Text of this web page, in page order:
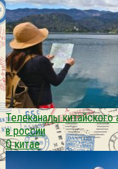
Телеканалы китайского
в россии
О китае